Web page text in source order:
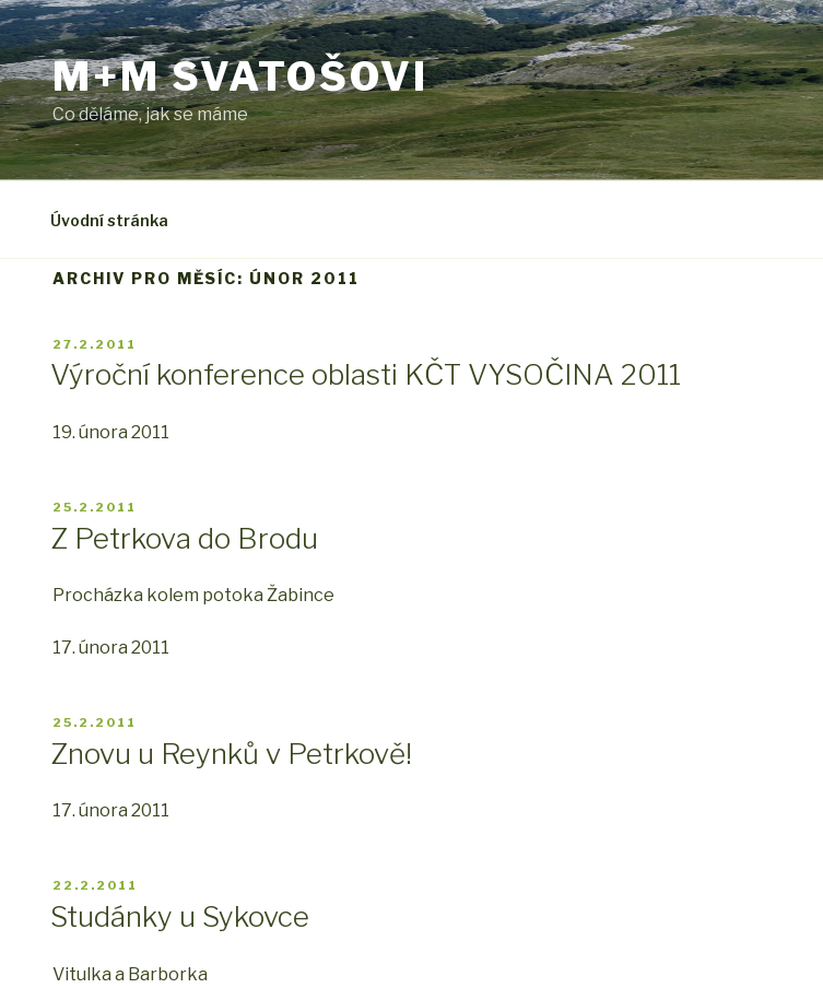
Přejít
k
obsahu
webu M+M SVATOŠOVI
Co děláme, jak se máme
Úvodní stránka
ARCHIV PRO MĚSÍC: ÚNOR 2011
PUBLIKOVÁNO
27.2.2011
Výroční konference oblasti KČT VYSOČINA 2011
19. února 2011
PUBLIKOVÁNO
25.2.2011
Z Petrkova do Brodu
Procházka kolem potoka Žabince
17. února 2011
PUBLIKOVÁNO
25.2.2011
Znovu u Reynků v Petrkově!
17. února 2011
PUBLIKOVÁNO
22.2.2011
Studánky u Sykovce
Vitulka a Barborka